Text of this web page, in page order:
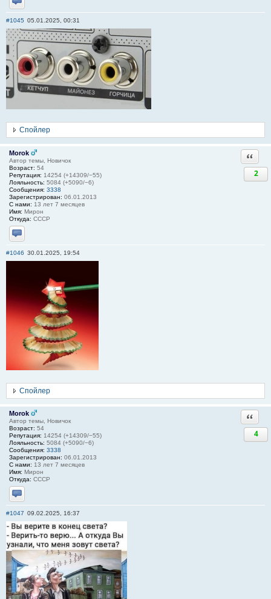
Отправить личное сообщение
#1045 05.01.2025, 00:31
Спойлер
Morok
Автор темы, Новичок
Возраст: 54
Репутация: 14254 (+14309/−55)
Лояльность: 5084 (+5090/−6)
Сообщения: 3338
Зарегистрирован: 06.01.2013
С нами: 13 лет 7 месяцев
Имя: Мирон
Откуда: СССР
Отправить личное сообщение
2
#1046 30.01.2025, 19:54
Спойлер
Morok
Автор темы, Новичок
Возраст: 54
Репутация: 14254 (+14309/−55)
Лояльность: 5084 (+5090/−6)
Сообщения: 3338
Зарегистрирован: 06.01.2013
С нами: 13 лет 7 месяцев
Имя: Мирон
Откуда: СССР
Отправить личное сообщение
4
#1047 09.02.2025, 16:37